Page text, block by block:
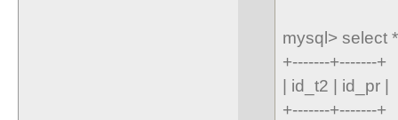
mysql> select
+-------+-------+
| id_t2 | id_pr |
+-------+-------+